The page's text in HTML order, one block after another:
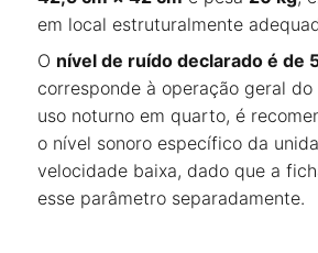
em local estruturalmente
O nível de ruído declarado é de
corresponde à operação geral
uso noturno em quarto, é
o nível sonoro específico da
velocidade baixa, dado que a
esse parâmetro separadamente.